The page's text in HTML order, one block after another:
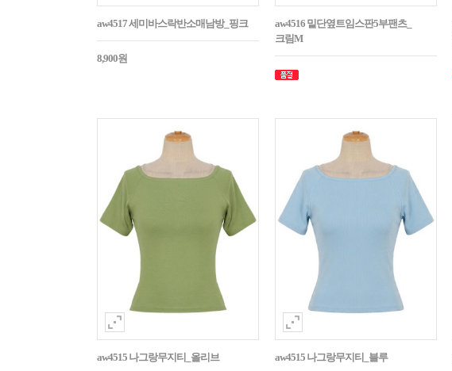
aw4517 세미바스락반소매남방_핑크
8,900원
aw4516 밑단옆트임스판5부팬츠_
크림M
aw4515 나그랑무지티_올리브 aw4515 나그랑무지티_블루